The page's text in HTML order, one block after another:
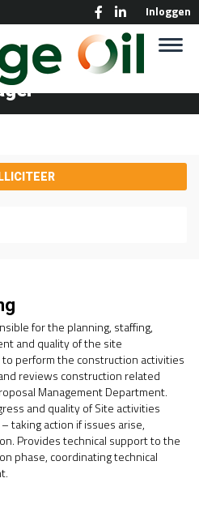
Inloggen
for the planning, staffing,
and quality of the site
perform the construction activities
reviews construction related
Management Department.
and quality of Site activities
taking action if issues arise,
Provides technical support to the
phase, coordinating technical